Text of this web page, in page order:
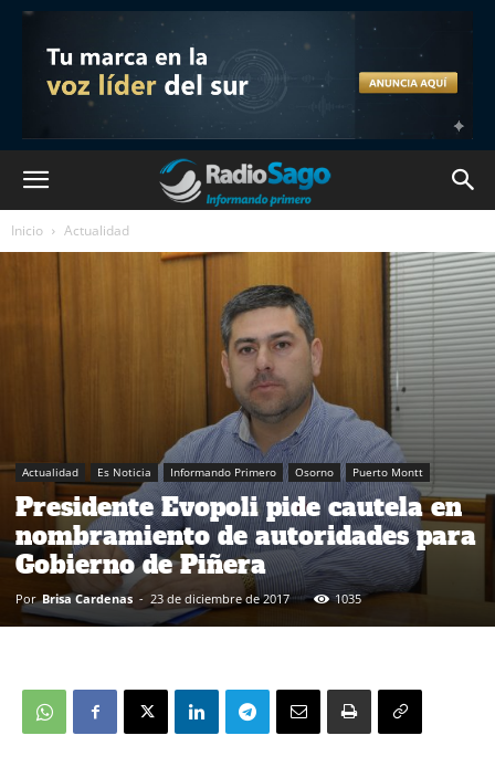
Inicio Actualidad
Actualidad Es Noticia Informando Primero Osorno Puerto Montt
Presidente Evopoli pide cautela en
nombramiento de autoridades para
Gobierno de Piñera
Por Brisa Cardenas - 23 de diciembre de 2017 1035